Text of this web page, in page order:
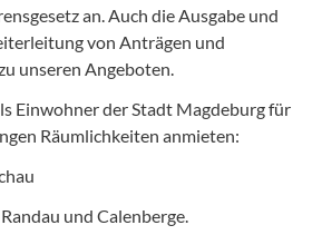
an. Auch die Ausgabe und
von Anträgen und
unseren Angeboten.
Einwohner der Stadt Magdeburg für
Räumlichkeiten anmieten:
und Calenberge.